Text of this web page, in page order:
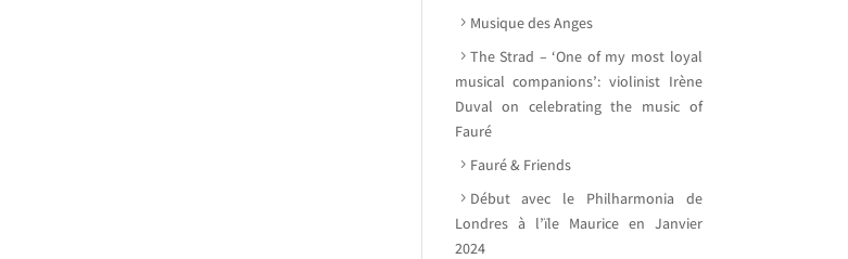
Musique des Anges
The Strad – ‘One of my most loyal
musical companions’: violinist Irène
Duval on celebrating the music of
Fauré
Fauré & Friends
Début avec le Philharmonia de
Londres à l’ïle Maurice en Janvier
2024